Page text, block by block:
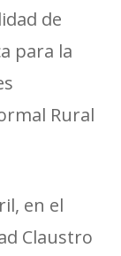
de
para la
Rural
en el
Claustro